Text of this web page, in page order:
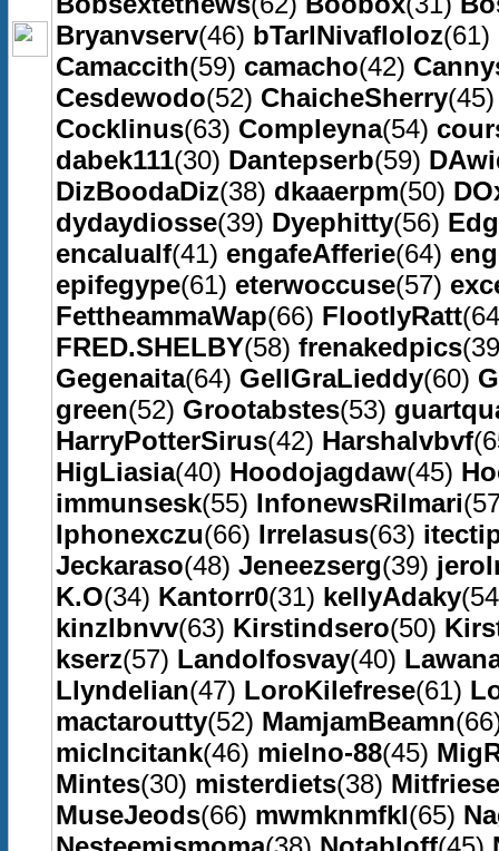
Bryanvserv(46) bTarlNivafloloz(61)
Camaccith(59) camacho(42)
Cesdewodo(52) ChaicheSherry
Cocklinus(63) Compleyna(54)
dabek111(30) Dantepserb(59)
DizBoodaDiz(38) dkaaerpm(50)
dydaydiosse(39) Dyephitty(56)
encalualf(41) engafeAfferie(64)
epifegype(61) eterwoccuse(57)
FettheammaWap(66) FlootlyRatt
FRED.SHELBY(58) frenakedpics
Gegenaita(64) GellGraLieddy(60)
green(52) Grootabstes(53)
HarryPotterSirus(42) Harshalvbvf
HigLiasia(40) Hoodojagdaw(45)
immunsesk(55) InfonewsRilmari
Iphonexczu(66) Irrelasus(63)
Jeckaraso(48) Jeneezserg(39)
K.O(34) Kantorr0(31) kellyAdaky
kinzlbnvv(63) Kirstindsero(50)
kserz(57) Landolfosvay(40)
Llyndelian(47) LoroKilefrese(61)
mactaroutty(52) MamjamBeamn
micIncitank(46) mielno-88(45)
Mintes(30) misterdiets(38) Mitfriese
MuseJeods(66) mwmknmfkl(65)